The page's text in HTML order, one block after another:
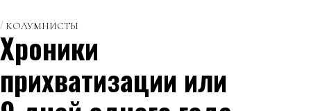
фараона
совершила
сенсационное
открытие.
КОЛУМНИСТЫ
Хроники
прихватизации или